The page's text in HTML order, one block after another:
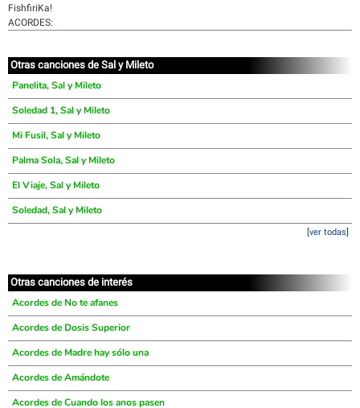
FishfiriKa!
ACORDES:
Otras canciones de Sal y Mileto
Panelita, Sal y Mileto
Soledad 1, Sal y Mileto
Mi Fusil, Sal y Mileto
Palma Sola, Sal y Mileto
El Viaje, Sal y Mileto
Soledad, Sal y Mileto
[ver todas]
Otras canciones de interés
Acordes de No te afanes
Acordes de Dosis Superior
Acordes de Madre hay sólo una
Acordes de Amándote
Acordes de Cuando los anos pasen